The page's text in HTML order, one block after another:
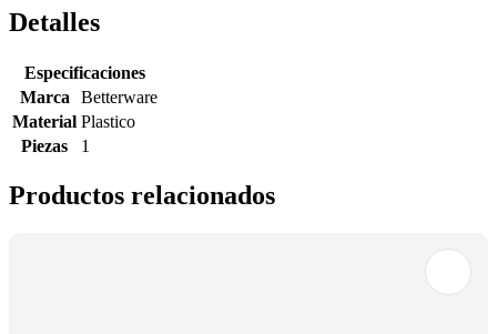
Detalles
Especificaciones
Marca
Betterware
Material Plastico
Piezas
1
Productos relacionados